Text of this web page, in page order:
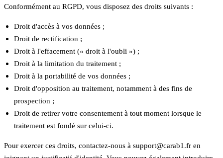
Conformément au RGPD, vous disposez des droits suivants :
Droit d'accès à vos données ;
Droit de rectification ;
Droit à l'effacement (« droit à l'oubli ») ;
Droit à la limitation du traitement ;
Droit à la portabilité de vos données ;
Droit d'opposition au traitement, notamment à des fins de
prospection ;
Droit de retirer votre consentement à tout moment lorsque le
traitement est fondé sur celui-ci.
Pour exercer ces droits, contactez-nous à support@carab1.fr en